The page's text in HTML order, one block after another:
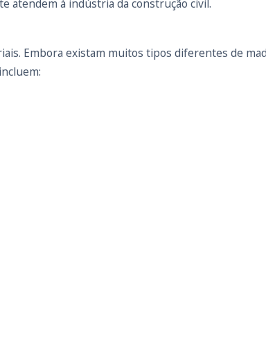
atendem à indústria da construção civil.
Embora existam muitos tipos diferentes de